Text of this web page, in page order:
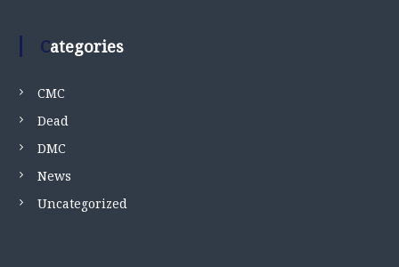
Categories
CMC
Dead
DMC
News
Uncategorized